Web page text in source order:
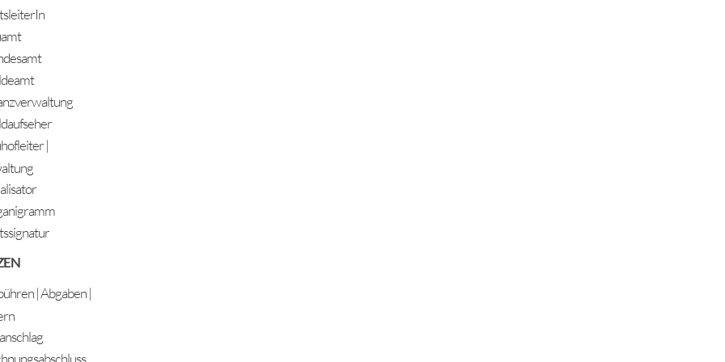
|
| Abgaben |
6444 Längenfeld
Telefon: +43 5253 5205